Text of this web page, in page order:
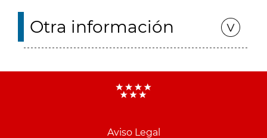
Otra información
Aviso Legal